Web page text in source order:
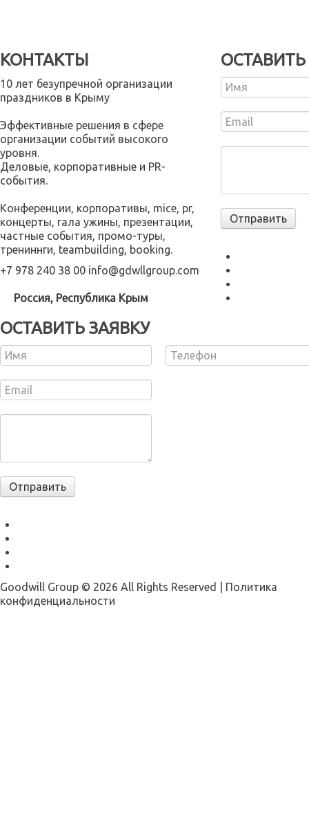
КОНТАКТЫ
10 лет безупречной организации
праздников в Крыму
Эффективные решения в сфере
организации событий высокого
уровня.
Деловые, корпоративные и PR-
события.
Конференции, корпоративы, mice, pr,
концерты, гала ужины, презентации,
частные события, промо-туры,
трениннги, teambuilding, booking.
+7 978 240 38 00 info@gdwllgroup.com
Россия, Республика Крым
ОСТАВИТЬ
ОСТАВИТЬ ЗАЯВКУ
Goodwill Group © 2026 All Rights Reserved | Политика
конфиденциальности